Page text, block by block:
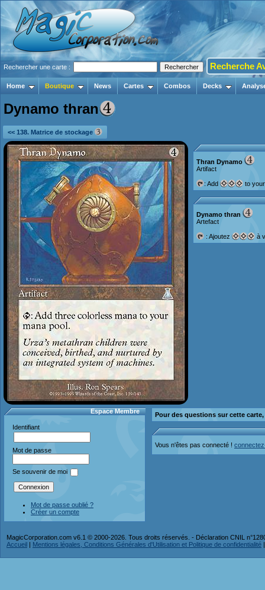
Rechercher une carte : Recherche
Home Boutique News Cartes Combos Decks
Dynamo thran
<< 138. Matrice de stockage
Thran Dynamo
Artifact
: Add to
Dynamo thran
Artefact
: Ajoutez à
Espace Membre
Identifiant
Mot de passe
Se souvenir de moi
Mot de passe oublié ?
Créer un compte
Pour des questions sur cette
Vous n'êtes pas connecté !
MagicCorporation.com v6.1 © 2000-2026. Tous droits réservés. - Déclaration CNIL
Accueil | Mentions légales, Conditions Générales d'Utilisation et Politique de confidentialité